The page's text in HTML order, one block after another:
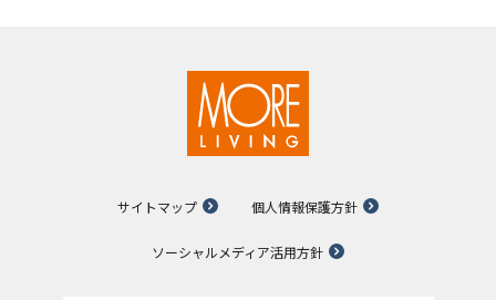
サイトマップ 個人情報保護方針
ソーシャルメディア活用方針